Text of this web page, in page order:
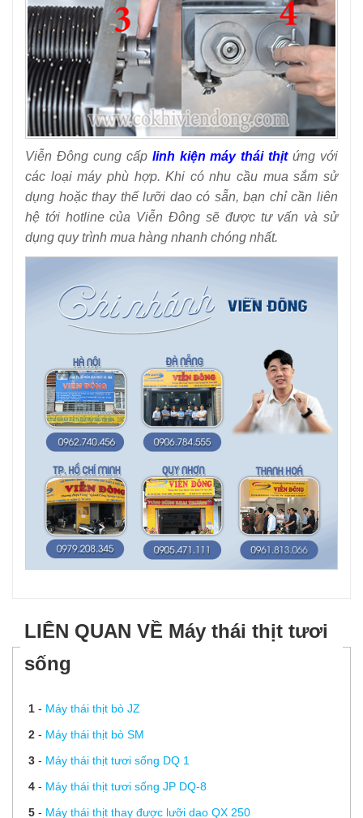
Viễn Đông cung cấp linh kiện máy thái thịtứng với
các loại máy phù hợp. Khi có nhu cầu mua sắm sử
dụng hoặc thay thế lưỡi dao có sẵn, bạn chỉ cần liên
hệ tới hotline của Viễn Đông sẽ được tư vấn và sử
dụng quy trình mua hàng nhanh chóng nhất.
LIÊN QUAN VỀ Máy thái thịt tươi
sống
1- Máy thái thịt bò JZ
2- Máy thái thịt bò SM
3- Máy thái thịt tươi sống DQ 1
4- Máy thái thịt tươi sống JP DQ-8
5- Máy thái thịt thay được lưỡi dao QX 250